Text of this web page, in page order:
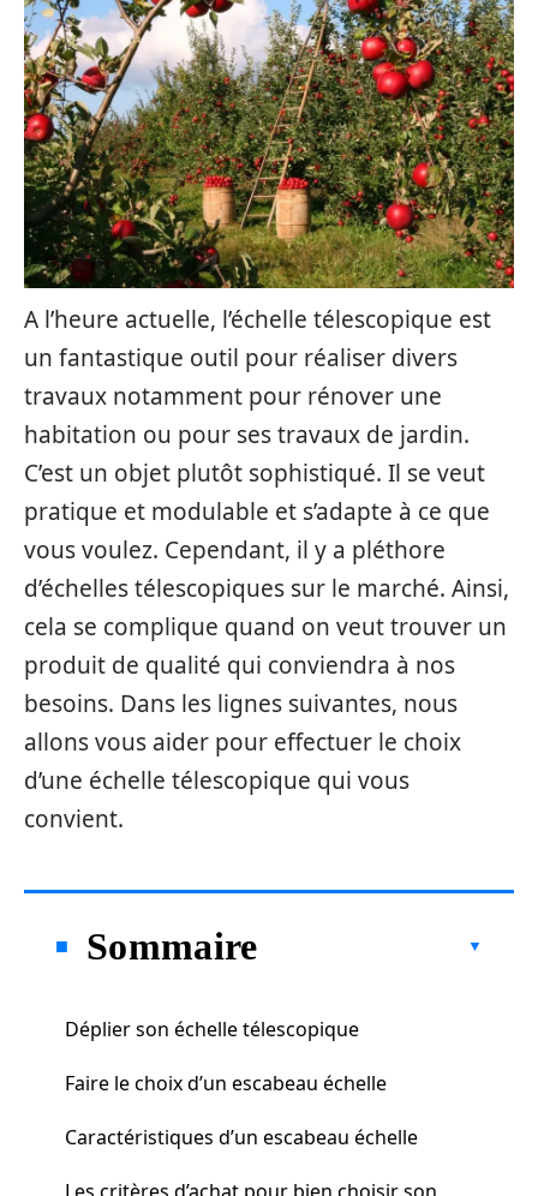
A l’heure actuelle, l’échelle télescopique est
un fantastique outil pour réaliser divers
travaux notamment pour rénover une
habitation ou pour ses travaux de jardin.
C’est un objet plutôt sophistiqué. Il se veut
pratique et modulable et s’adapte à ce que
vous voulez. Cependant, il y a pléthore
d’échelles télescopiques sur le marché. Ainsi,
cela se complique quand on veut trouver un
produit de qualité qui conviendra à nos
besoins. Dans les lignes suivantes, nous
allons vous aider pour effectuer le choix
d’une échelle télescopique qui vous
convient.
Sommaire
Déplier son échelle télescopique
Faire le choix d’un escabeau échelle
Caractéristiques d’un escabeau échelle
Les critères d’achat pour bien choisir son